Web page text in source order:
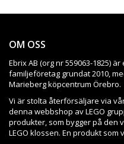
OM OSS
Ebrix AB (org nr 559063-1825)
familjeföretag grundat 2010,
Marieberg köpcentrum
Vi är stolta återförsäljare via
denna webbshop av LEGO
produkter, som bygger på den
LEGO klossen. En produkt som